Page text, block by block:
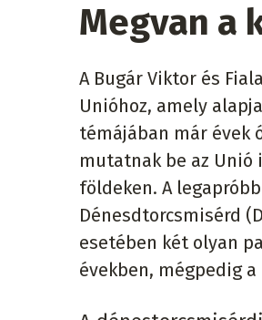
Megvan a
A Bugár Viktor és
Unióhoz, amely
témájában már évek
mutatnak be az
földeken. A
Dénesdtorcsmisérd
esetében két olyan
években, mégpedig